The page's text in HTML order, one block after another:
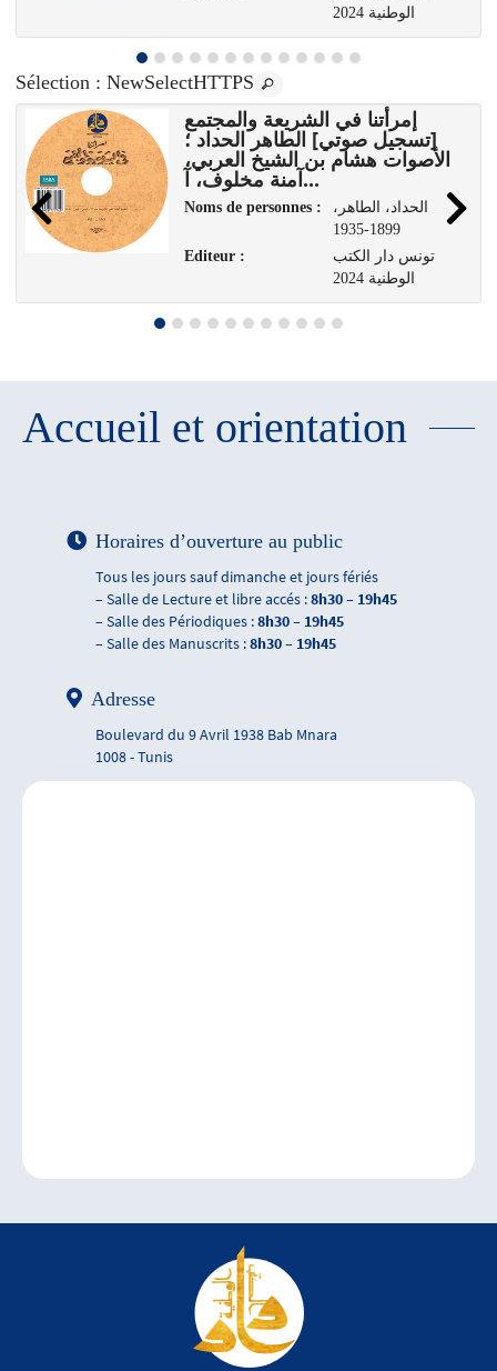
الوطنية 2024
Sélection : NewSelectHTTPS
إمرأتنا في الشريعة والمجتمع
[تسجيل صوتي] الطاهر الحداد ؛
الأصوات هشام بن الشيخ العربي،
آمنة مخلوف، آ...
Noms de personnes :
،الحداد، الطاهر
1899-1935
Editeur :
تونس دار الكتب
الوطنية 2024
Accueil et orientation
Horaires d’ouverture au public
Tous les jours sauf dimanche et jours fériés
– Salle de Lecture et libre accés :8h30 – 19h45
– Salle des Périodiques :8h30 – 19h45
– Salle des Manuscrits :8h30 – 19h45
Adresse
Boulevard du 9 Avril 1938 Bab Mnara
1008 - Tunis